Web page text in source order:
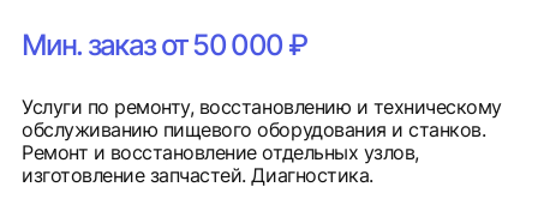
Мин. заказ от 50 000 ₽
Услуги по ремонту, восстановлению и техническому
обслуживанию пищевого оборудования и станков.
Ремонт и восстановление отдельных узлов,
изготовление запчастей. Диагностика.